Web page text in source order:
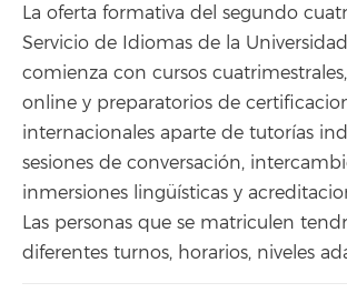
La oferta formativa del segundo
Servicio de Idiomas de la
comienza con cursos
online y preparatorios de
internacionales aparte de tutorías
sesiones de conversación,
inmersiones lingüísticas y
Las personas que se matriculen
diferentes turnos, horarios, niveles